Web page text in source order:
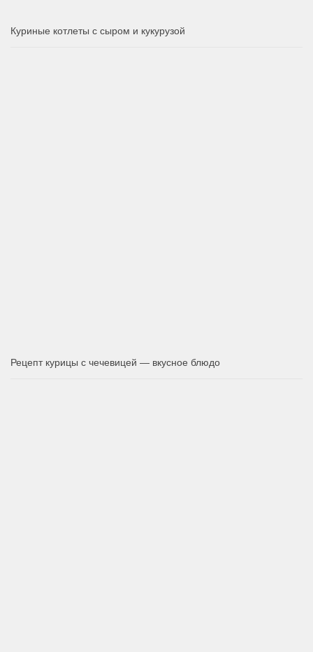
Куриные котлеты с сыром и кукурузой
Рецепт курицы с чечевицей — вкусное блюдо